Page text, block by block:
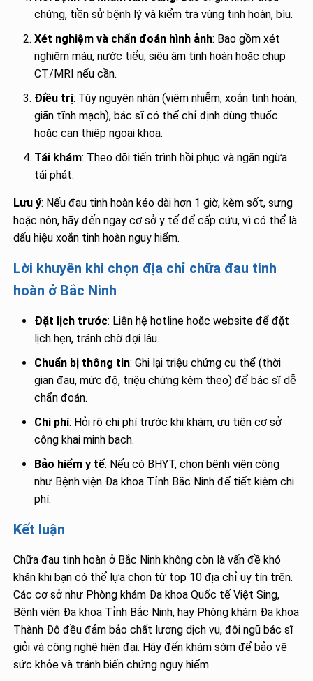
chứng, tiền sử bệnh lý và kiểm tra vùng tinh hoàn, bìu.
Xét nghiệm và chẩn đoán hình ảnh: Bao gồm xét
nghiệm máu, nước tiểu, siêu âm tinh hoàn hoặc chụp
CT/MRI nếu cần.
Điều trị: Tùy nguyên nhân (viêm nhiễm, xoắn tinh hoàn,
giãn tĩnh mạch), bác sĩ có thể chỉ định dùng thuốc
hoặc can thiệp ngoại khoa.
Tái khám: Theo dõi tiến trình hồi phục và ngăn ngừa
tái phát.
Lưu ý: Nếu đau tinh hoàn kéo dài hơn 1 giờ, kèm sốt, sưng
hoặc nôn, hãy đến ngay cơ sở y tế để cấp cứu, vì có thể là
dấu hiệu xoắn tinh hoàn nguy hiểm.
Lời khuyên khi chọn địa chỉ chữa đau tinh
hoàn ở Bắc Ninh
Đặt lịch trước: Liên hệ hotline hoặc website để đặt
lịch hẹn, tránh chờ đợi lâu.
Chuẩn bị thông tin: Ghi lại triệu chứng cụ thể (thời
gian đau, mức độ, triệu chứng kèm theo) để bác sĩ dễ
chẩn đoán.
Chi phí: Hỏi rõ chi phí trước khi khám, ưu tiên cơ sở
công khai minh bạch.
Bảo hiểm y tế: Nếu có BHYT, chọn bệnh viện công
như Bệnh viện Đa khoa Tỉnh Bắc Ninh để tiết kiệm chi
phí.
Kết luận
Chữa đau tinh hoàn ở Bắc Ninh không còn là vấn đề khó
khăn khi bạn có thể lựa chọn từ top 10 địa chỉ uy tín trên.
Các cơ sở như Phòng khám Đa khoa Quốc tế Việt Sing,
Bệnh viện Đa khoa Tỉnh Bắc Ninh, hay Phòng khám Đa khoa
Thành Đô đều đảm bảo chất lượng dịch vụ, đội ngũ bác sĩ
giỏi và công nghệ hiện đại. Hãy đến khám sớm để bảo vệ
sức khỏe và tránh biến chứng nguy hiểm.